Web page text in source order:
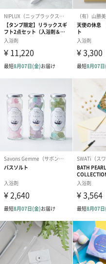
楽しい日々を過ごすために、「
でも、「整える」って、誰も
こと。
時代の変化に応じて「整える」
ひとりひとりによって「整える
より良いコトを提案するのが私
商品詳細情報
・エプソムソル
＜カーム＞
硫酸Mg、ラベ
ニオイテンジク
＜スリープ＞
硫酸Mg、ラベ
＜ナチュラル＞
硫酸Mg
・タオル
コットン100%
（オーガニック
40S2000」）